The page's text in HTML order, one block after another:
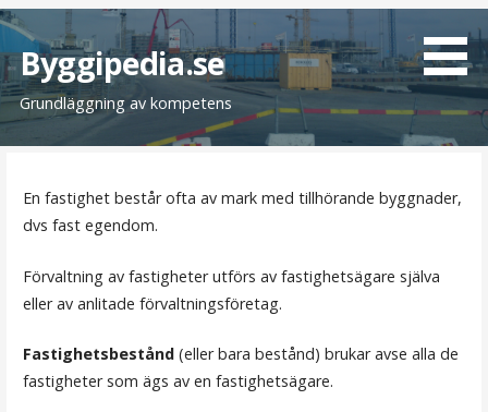
H
o
p
p
Byggipedia.se
Grundläggning av kompetens
En fastighet består ofta av mark med tillhörande byggnader,
dvs fast egendom.
Förvaltning av fastigheter utförs av fastighetsägare själva
eller av anlitade förvaltningsföretag.
Fastighetsbestånd(eller bara bestånd) brukar avse alla de
fastigheter som ägs av en fastighetsägare.